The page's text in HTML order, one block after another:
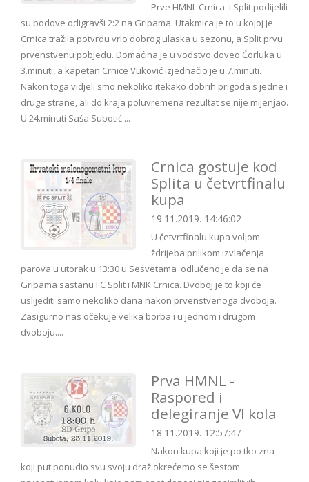
Prve HMNL Crnica i Split podijelili
su bodove odigravši 2:2 na Gripama. Utakmica je to u kojoj je
Crnica tražila potvrdu vrlo dobrog ulaska u sezonu, a Split prvu
prvenstvenu pobjedu. Domaćina je u vodstvo doveo Ćorluka u
3.minuti, a kapetan Crnice Vuković izjednačio je u 7.minuti.
Nakon toga vidjeli smo nekoliko itekako dobrih prigoda s jedne i
druge strane, ali do kraja poluvremena rezultat se nije mijenjao.
U 24.minuti Saša Subotić ...
Crnica gostuje kod
Splita u četvrtfinalu
kupa
19.11.2019. 14:46:02
U četvrtfinalu kupa voljom
ždrijeba prilikom izvlačenja
parova u utorak u 13:30 u Sesvetama odlučeno je da se na
Gripama sastanu FC Split i MNK Crnica. Dvoboj je to koji će
uslijediti samo nekoliko dana nakon prvenstvenoga dvoboja.
Zasigurno nas očekuje velika borba i u jednom i drugom
dvoboju....
Prva HMNL -
Raspored i
delegiranje VI kola
18.11.2019. 12:57:47
Nakon kupa koji je po tko zna
koji put ponudio svu svoju draž okrećemo se šestom